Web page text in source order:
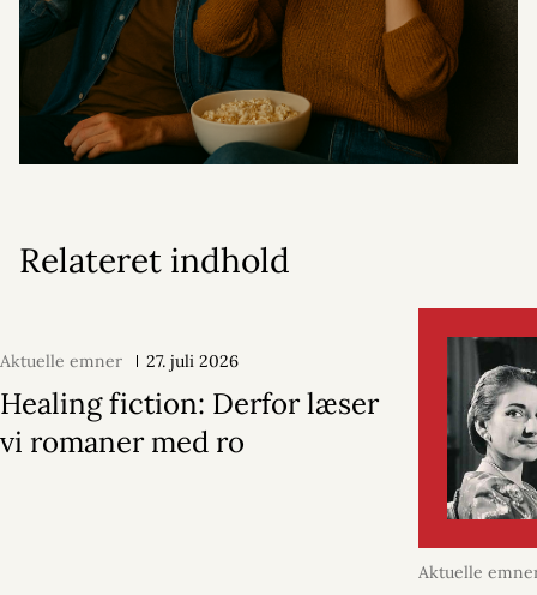
Relateret indhold
Aktuelle emner 27. juli 2026
Healing fiction: Derfor læser
vi romaner med ro
Aktuelle